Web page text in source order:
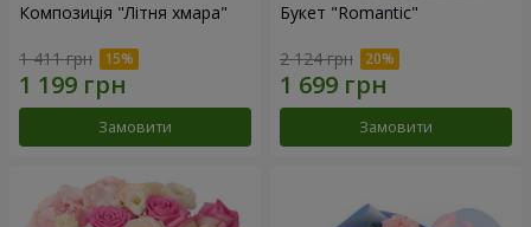
Композиція "Літня хмара"
1 411 грн
Замовити
Букет "Romantic"
2 124 грн
Замовити